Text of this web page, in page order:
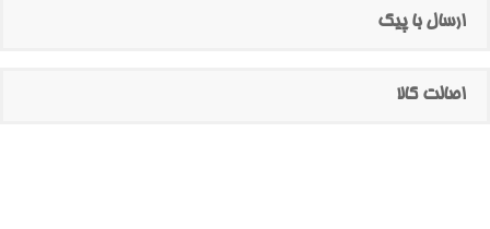
ارسال با پیک
اصالت کالا